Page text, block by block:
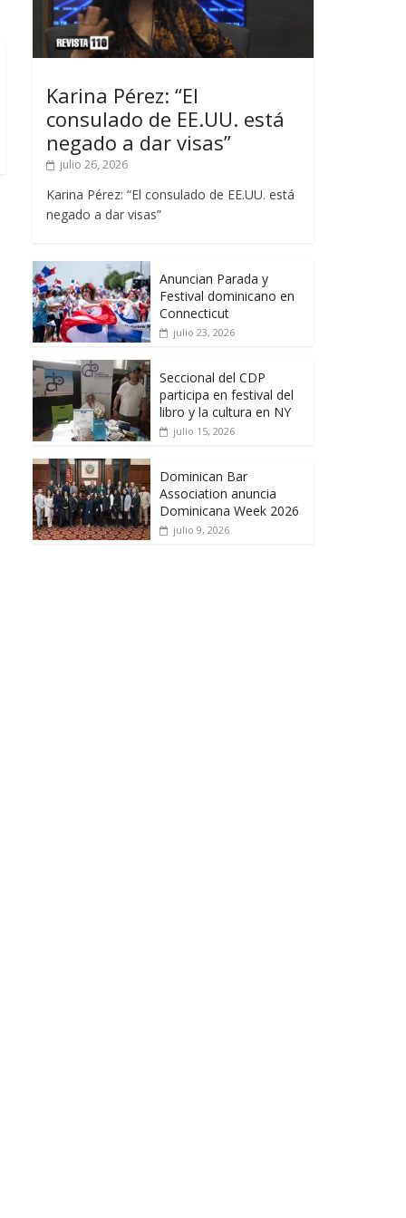
Karina Pérez: “El
consulado de EE.UU. está
negado a dar visas”
julio 26, 2026
Karina Pérez: “El consulado de EE.UU. está
negado a dar visas”
Anuncian Parada y
Festival dominicano en
Connecticut
julio 23, 2026
Seccional del CDP
participa en festival del
libro y la cultura en NY
julio 15, 2026
Dominican Bar
Association anuncia
Dominicana Week 2026
julio 9, 2026